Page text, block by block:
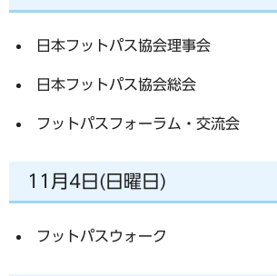
日本フットパス協会理事会
日本フットパス協会総会
フットパスフォーラム・交流会
11月4日(日曜日)
フットパスウォーク